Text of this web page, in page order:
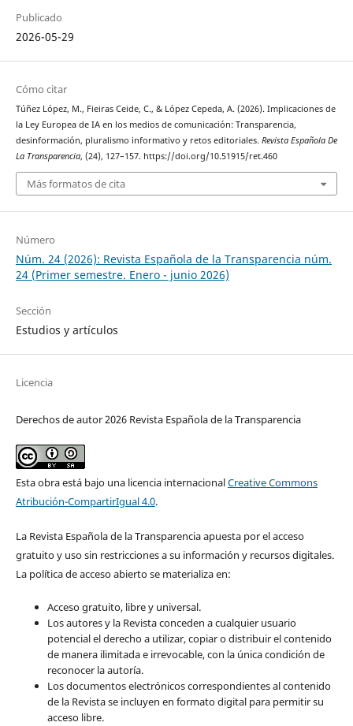
Publicado
2026-05-29
Cómo citar
Túñez López, M., Fieiras Ceide, C., & López Cepeda, A. (2026). Implicaciones de
la Ley Europea de IA en los medios de comunicación: Transparencia,
desinformación, pluralismo informativo y retos editoriales. Revista Española De
La Transparencia, (24), 127–157. https://doi.org/10.51915/ret.460
Más formatos de cita
Número
Núm. 24 (2026): Revista Española de la Transparencia núm.
24 (Primer semestre. Enero - junio 2026)
Sección
Estudios y artículos
Licencia
Derechos de autor 2026 Revista Española de la Transparencia
Esta obra está bajo una licencia internacionalCreative Commons
Atribución-CompartirIgual 4.0.
La Revista Española de la Transparencia apuesta por el acceso
gratuito y uso sin restricciones a su información y recursos digitales.
La política de acceso abierto se materializa en:
Acceso gratuito, libre y universal.
Los autores y la Revista conceden a cualquier usuario
potencial el derecho a utilizar, copiar o distribuir el contenido
de manera ilimitada e irrevocable, con la única condición de
reconocer la autoría.
Los documentos electrónicos correspondientes al contenido
de la Revista se incluyen en formato digital para permitir su
acceso libre.